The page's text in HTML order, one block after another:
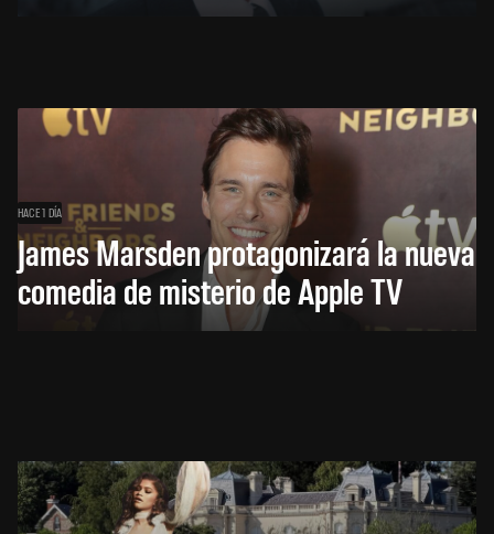
HACE 1 DÍA
James Marsden protagonizará la nueva
comedia de misterio de Apple TV